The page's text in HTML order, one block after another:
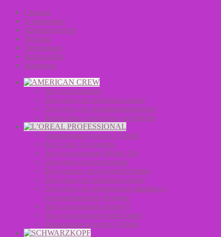
Главная
О компании
Производители
Отзывы
Оптовикам
Карта сайта
Контакты
Уход за волосами
Средства для стайлинга волос
Средства для окрашивания волос
Косметика и средства для бритья
Окрашивание волос L’Oreal
Hair Color Accessories
Уход за волосами Mythic Oil
Средства для осветления
Продукция для мужчин Homme
Средства для стайлинга волос
Средства для химической завивки и
долговременной укладки
Уход за волосами Serioxyl
Уход за волосами Serie Expert
Окрашивание волос L’Oreal